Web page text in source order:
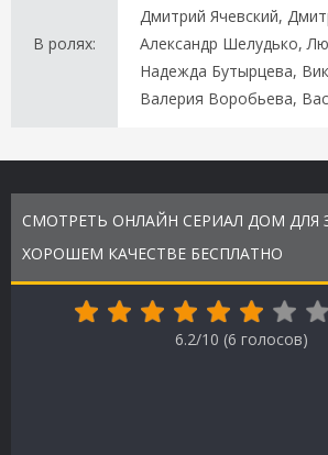
В ролях:
Дмитрий Ячевский,
Александр Шелудько,
Надежда Бутырцева,
Валерия Воробьева,
СМОТРЕТЬ ОНЛАЙН СЕРИАЛ ДОМ ДЛЯ
ХОРОШЕМ КАЧЕСТВЕ БЕСПЛАТНО
6.2/10 (6 голосов)